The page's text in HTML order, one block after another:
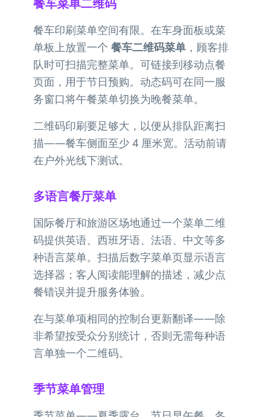
餐车菜单二维码
餐车印刷菜单空间有限。在车身面板或菜
单板上放置一个 餐车二维码菜单 ，顾客排
队时可扫描完整菜单。可链接到移动点餐
页面，用于节日预购。动态码可在同一服
务窗口将午餐菜单切换为晚餐菜单。
二维码印刷要足够大，以便从排队距离扫
描——餐车侧面至少 4 厘米宽。活动前请
在户外光线下测试。
多语言餐厅菜单
国际餐厅和旅游区场地通过一个菜单二维
码提供英语、西班牙语、法语、中文等多
种语言菜单。扫描后数字菜单页显示语言
选择器；客人阅读能理解的描述，减少点
餐错误并提升服务体验。
在与菜单项相同的控制台更新翻译——除
非希望按受众分别统计，否则无需每种语
言单独一个二维码。
季节菜单管理